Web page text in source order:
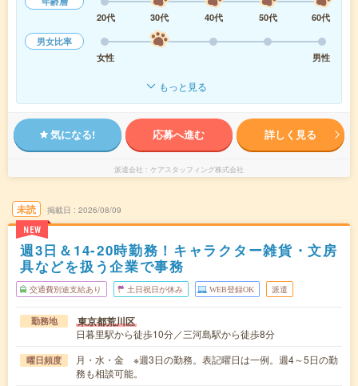
20代
30代 40代 50代
60代
男女比率
女性
男性
もっと見る
気になる! 応募へ進む 詳しく見る
派遣会社 ケアスタッフィング株式会社
未読
NEW
掲載日 2026/08/09
週3日＆14-20時勤務！キャラクター雑貨・文房
具などを扱う企業で事務
交通費別途支給あり 土日祝日が休み WEB登録OK 派遣
勤務地 東京都荒川区
日暮里駅から徒歩10分／三河島駅から徒歩8分
曜日頻度
月・水・金 ※週3日の勤務。表記曜日は一例。週4～5日の勤
務も相談可能。